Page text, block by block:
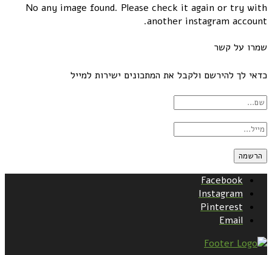
No any image found. Please check it again or try with
another instagram account.
שמרו על קשר
כדאי לך להירשם ולקבל את המתכונים ישירות למייל
Facebook
Instagram
Pinterest
Email